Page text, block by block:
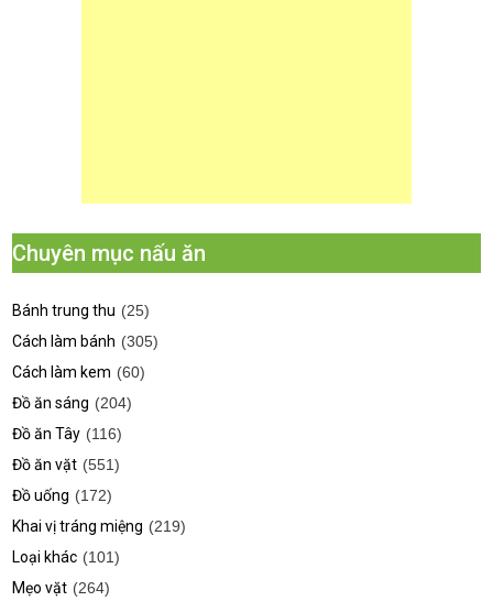
Chuyên mục nấu ăn
Bánh trung thu (25)
Cách làm bánh (305)
Cách làm kem (60)
Đồ ăn sáng (204)
Đồ ăn Tây (116)
Đồ ăn vặt (551)
Đồ uống (172)
Khai vị tráng miệng (219)
Loại khác (101)
Mẹo vặt (264)